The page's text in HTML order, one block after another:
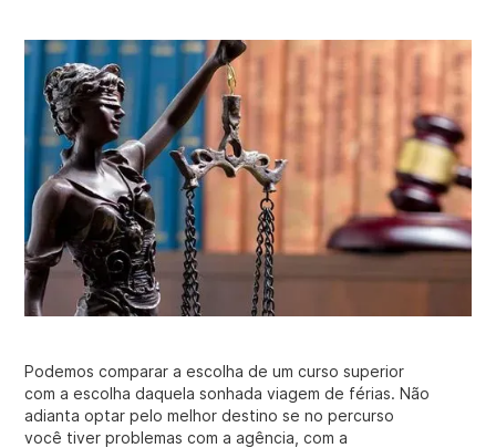
Podemos comparar a escolha de um curso superior
com a escolha daquela sonhada viagem de férias. Não
adianta optar pelo melhor destino se no percurso
você tiver problemas com a agência, com a